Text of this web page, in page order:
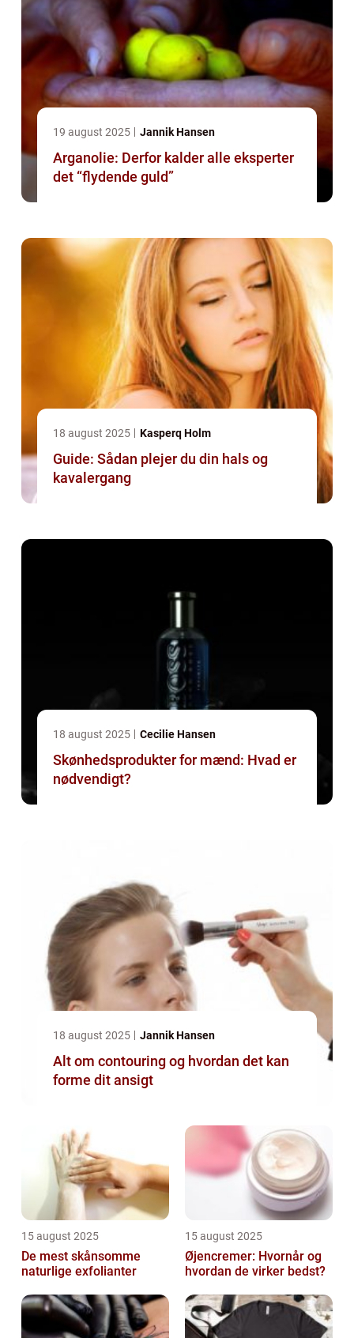
19 august 2025 Jannik Hansen
Arganolie: Derfor kalder alle eksperter
det “flydende guld”
18 august 2025 Kasperq Holm
Guide: Sådan plejer du din hals og
kavalergang
18 august 2025 Cecilie Hansen
Skønhedsprodukter for mænd: Hvad er
nødvendigt?
18 august 2025 Jannik Hansen
Alt om contouring og hvordan det kan
forme dit ansigt
15 august 2025
De mest skånsomme
naturlige exfolianter
15 august 2025
Øjencremer: Hvornår og
hvordan de virker bedst?